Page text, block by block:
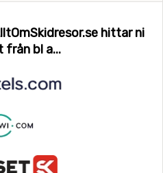
hittar ni
från bl a...